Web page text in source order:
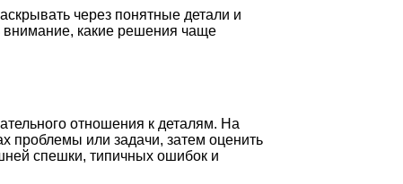
через понятные детали и
внимание, какие решения чаще
отношения к деталям. На
проблемы или задачи, затем оценить
спешки, типичных ошибок и